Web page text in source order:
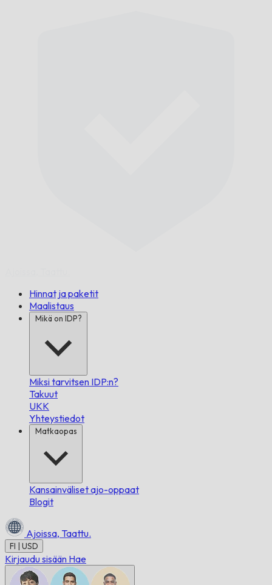
Hinnat ja paketit
Maalistaus
Mikä on IDP?
Miksi tarvitsen IDP:n?
Takuut
UKK
Yhteystiedot
Matkaopas
Kansainväliset ajo-oppaat
Blogit
Ajoissa, Taattu.
FI | USD
Kirjaudu sisään Hae